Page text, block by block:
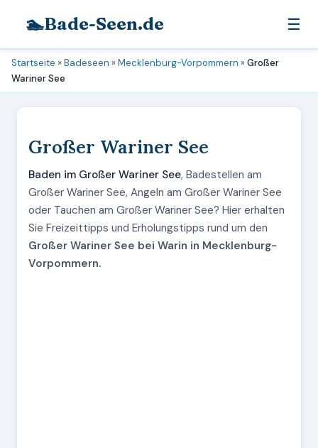
🏊Bade-Seen.de ☰
Startseite »Badeseen »Mecklenburg-Vorpommern »Großer
Wariner See
Großer Wariner See
Baden im Großer Wariner See, Badestellen am
Großer Wariner See, Angeln am Großer Wariner See
oder Tauchen am Großer Wariner See? Hier erhalten
Sie Freizeittipps und Erholungstipps rund um den
Großer Wariner See bei Warin in Mecklenburg-
Vorpommern.